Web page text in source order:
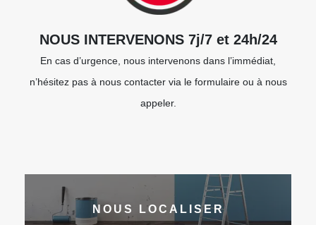
NOUS INTERVENONS 7j/7 et 24h/24
En cas d’urgence, nous intervenons dans l’immédiat,
n’hésitez pas à nous contacter via le formulaire ou à nous
appeler.
NOUS LOCALISER